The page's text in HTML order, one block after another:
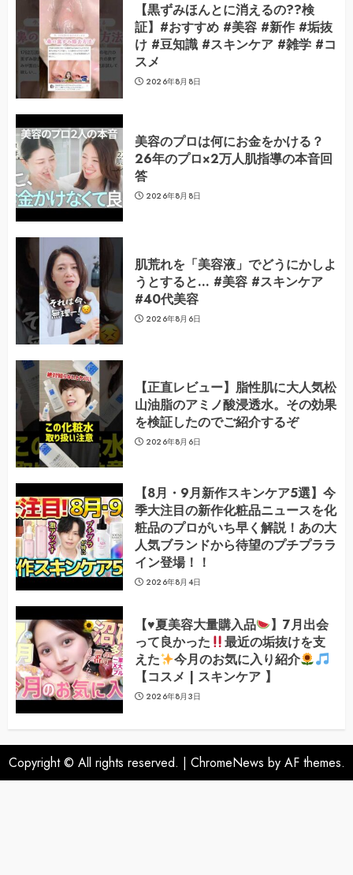
【黒ずみほんとに消えるの??検
証】#おすすめ #美容 #新作 #垢抜
け #豆知識 #スキンケア #雑学 #コ
スメ
2026年8月8日
美容のプロは何にお金をかける？
26年のプロ×2万人肌指導の本音回
答
2026年8月8日
肌荒れを「美容液」でどうにかしよ
うとすると… #美容 #スキンケア
#40代美容
2026年8月6日
【正直レビュー】脂性肌に大人気松
山油脂のアミノ酸浸透水。その効果
を検証したのでご紹介するぞ
2026年8月6日
【8月・9月新作スキンケア5選】今
季大注目の新作化粧品ニュースを化
粧品のプロがいち早く解説！あの大
人気ブランドから待望のプチプララ
イン登場！！
2026年8月4日
【♥️夏美容大量購入品
】7月出会
って良かった
最近の垢抜けを支
えた
今月のお気に入り紹介
【コスメ | スキンケア 】
2026年8月3日
Copyright © All rights reserved. | ChromeNews by AF themes.